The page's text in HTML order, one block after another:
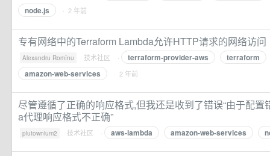
node.js · 2 年前
专有网络中的Terraform Lambda允许HTTP请求的网络访问
Alexandru Romînu · 技术社区 · terraform-provider-aws
terraform
amazon-web-services
· 2 年前
尽管遵循了正确的响应格式,但我还是收到了错误“由于配置
a代理响应格式不正确”
plutownium2 · 技术社区 · aws-lambda amazon-web-services